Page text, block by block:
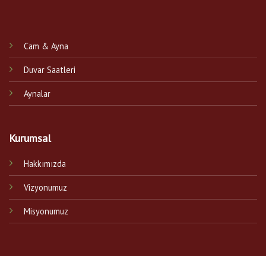
Cam & Ayna
Duvar Saatleri
Aynalar
Kurumsal
Hakkımızda
Vizyonumuz
Misyonumuz